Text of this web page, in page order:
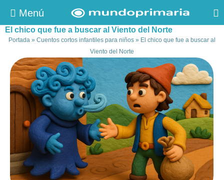
Menú
El chico que fue a buscar al Viento del Norte
Portada » Cuentos cortos infantiles para niños » El chico que fue a buscar al
Viento del Norte